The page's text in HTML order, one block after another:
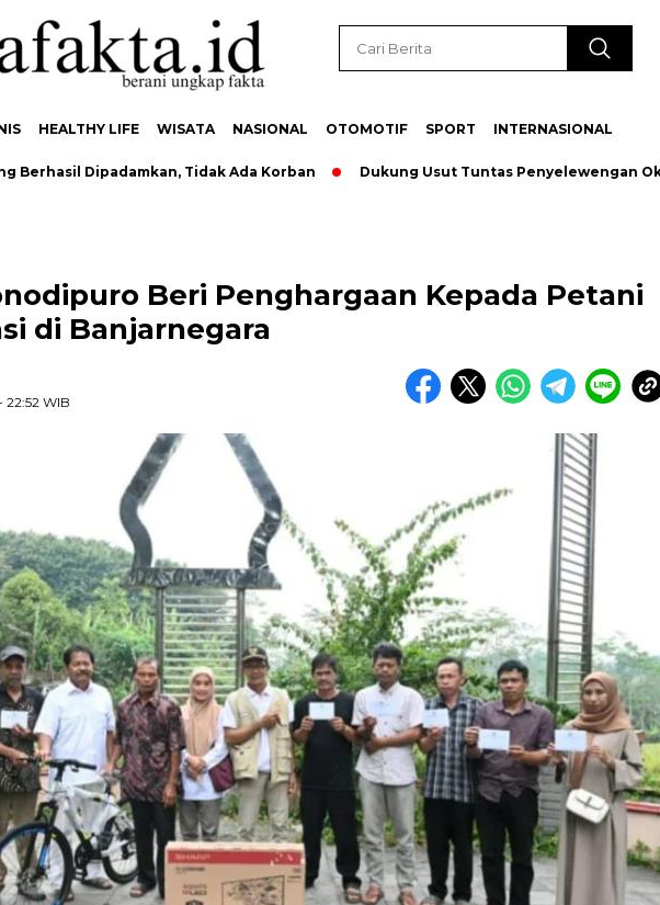
HEALTHY LIFE WISATA NASIONAL OTOMOTIF SPORT INTERNASIONAL
Dipadamkan, Tidak Ada Korban Dukung Usut Tuntas Penyelewengan Oknum
Beri Penghargaan Kepada Petani
di Banjarnegara
22:52 WIB